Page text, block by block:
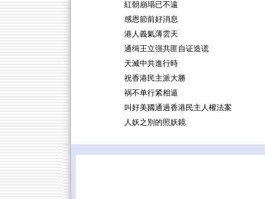
紅朝崩塌已不遠
感恩節前好消息
港人義氣薄雲天
通缉王立强共匪自证造谎
天滅中共進行時
祝香港民主派大勝
祸不单行紧相逼
叫好美國通過香港民主人權法案
人妖之別的照妖鏡